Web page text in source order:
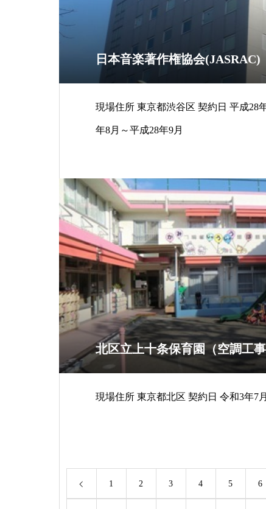
日本音楽著作権協会(JASRAC)
現場住所 東京都渋谷区 契約日 平成28年8月15日 工期 平成28
年8月～平成28年9月
北区立上十条保育園（空調工
1 2 3 4 5 6